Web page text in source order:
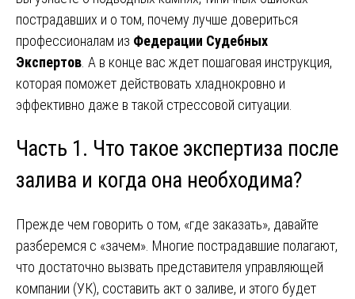
пострадавших и о том, почему лучше довериться
профессионалам из Федерации Судебных
Экспертов . А в конце вас ждет пошаговая инструкция,
которая поможет действовать хладнокровно и
эффективно даже в такой стрессовой ситуации.
Часть 1. Что такое экспертиза после
залива и когда она необходима?
Прежде чем говорить о том, «где заказать», давайте
разберемся с «зачем». Многие пострадавшие полагают,
что достаточно вызвать представителя управляющей
компании (УК), составить акт о заливе, и этого будет